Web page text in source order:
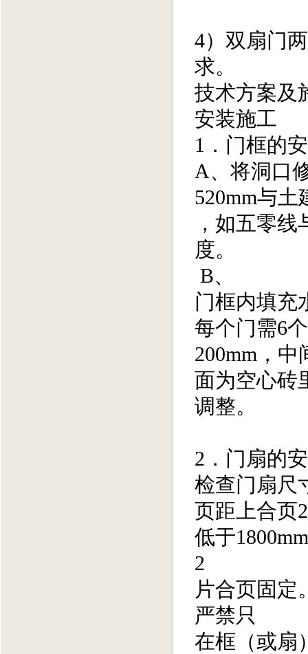
4）双扇门
求。
技术方案及
安装施工
1．门框的
A、将洞口
520mm与土
，如五零
度。
B、
门框内填充
每个门需6
200mm，
面为空心砖
调整。
2．门扇的
检查门扇尺
页距上合页
低于
2
片合页固定
严禁只
在框（或扇